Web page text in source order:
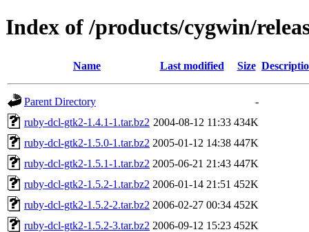
Index of /products/cygwin/
Name Last modified Size
Parent Directory
-
ruby-dcl-gtk2-1.4.1-1.tar.bz2 2004-08-12 11:33 434K
ruby-dcl-gtk2-1.5.0-1.tar.bz2 2005-01-12 14:38 447K
ruby-dcl-gtk2-1.5.1-1.tar.bz2 2005-06-21 21:43 447K
ruby-dcl-gtk2-1.5.2-1.tar.bz2 2006-01-14 21:51 452K
ruby-dcl-gtk2-1.5.2-2.tar.bz2 2006-02-27 00:34 452K
ruby-dcl-gtk2-1.5.2-3.tar.bz2 2006-09-12 15:23 452K